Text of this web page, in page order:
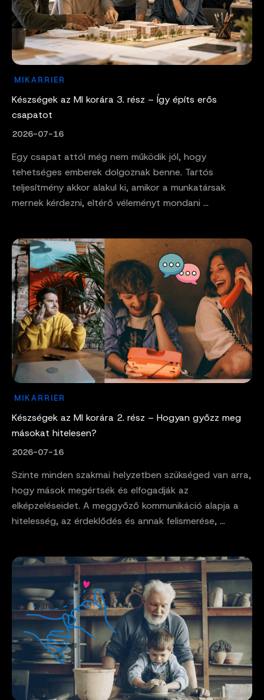
MIKARRIER
Készségek az MI korára 3. rész – Így építs erős
csapatot
2026-07-16
Egy csapat attól még nem működik jól, hogy
tehetséges emberek dolgoznak benne. Tartós
teljesítmény akkor alakul ki, amikor a munkatársak
mernek kérdezni, eltérő véleményt mondani ...
MIKARRIER
Készségek az MI korára 2. rész – Hogyan győzz meg
másokat hitelesen?
2026-07-16
Szinte minden szakmai helyzetben szükséged van arra,
hogy mások megértsék és elfogadják az
elképzeléseidet. A meggyőző kommunikáció alapja a
hitelesség, az érdeklődés és annak felismerése, ...